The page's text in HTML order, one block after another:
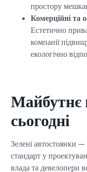
простору
Комерційні та
Естетично
компанії
екологічно
Майбутнє
сьогодні
Зелені автостоянки —
стандарт у
влада та девелопери